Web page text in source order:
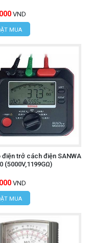
VND
MUA
điện trở cách điện SANWA
(5000V,1199GΩ)
VND
MUA